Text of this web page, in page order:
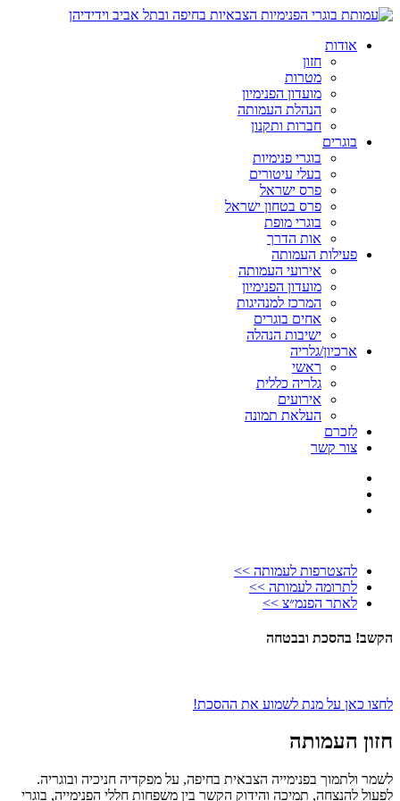
אודות
חזון
מטרות
מועדון הפנימיון
הנהלת העמותה
חברות ותקנון
בוגרים
בוגרי פנימיות
בעלי עיטורים
פרס ישראל
פרס בטחון ישראל
בוגרי מופת
אות הדרך
פעילות העמותה
אירועי העמותה
מועדון הפנימיון
המרכז למנהיגות
אחים בוגרים
ישיבות הנהלה
ארכיון/גלריה
ראשי
גלריה כללית
אירועים
העלאת תמונה
לזכרם
צור קשר
להצטרפות לעמותה >>
לתרומה לעמותה >>
לאתר הפנמ״צ >>
הקשב! בהסכת ובבטחה
לחצו כאן על מנת לשמוע את ההסכת!
חזון העמותה
לשמר ולתמוך בפנימייה הצבאית בחיפה, על מפקדיה חניכיה ובוגריה.
לפעול להנצחה, תמיכה והידוק הקשר בין משפחות חללי הפנימייה, בוגרי